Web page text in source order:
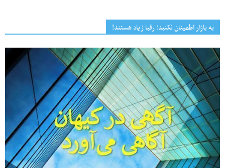
به بازار اطمینان نکنید؛ رقبا زیاد هستند!